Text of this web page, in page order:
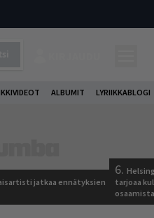
ALBUMIT LYRIIKKABLOGI
jatkaa ennätyksien
6.
tarjoaa